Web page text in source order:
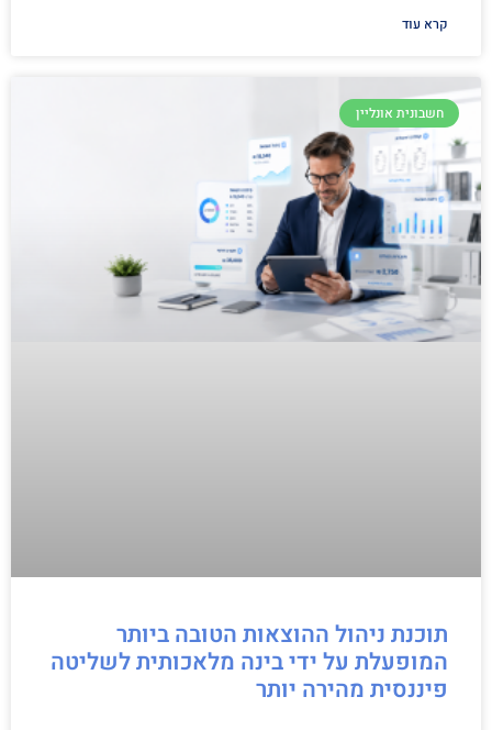
קרא עוד
חשבונית אונליין
תוכנת ניהול ההוצאות הטובה ביותר
המופעלת על ידי בינה מלאכותית לשליטה
פיננסית מהירה יותר